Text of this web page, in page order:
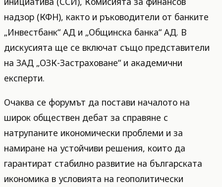
надзор (КФН), както и ръководители от банките
„Инвестбанк“ АД и „Общинска банка“ АД. В
дискусията ще се включат също представители
на ЗАД „ОЗК-Застраховане“ и академични
експерти.
Очаква се форумът да постави началото на
широк обществен дебат за справяне с
натрупаните икономически проблеми и за
намиране на устойчиви решения, които да
гарантират стабилно развитие на българската
икономика в условията на геополитически